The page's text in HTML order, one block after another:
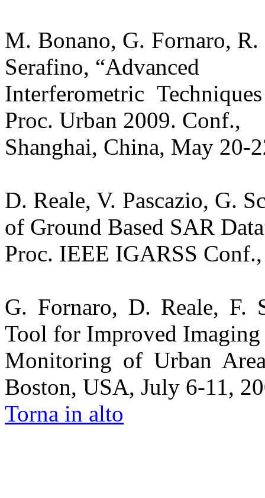
M. Bonano, G. Fornaro,
Serafino, “Advanced
Interferometric
Proc. Urban 2009. Conf.,
Shanghai, China, May 20-
D. Reale, V. Pascazio, G.
of Ground Based SAR
Proc. IEEE IGARSS
G. Fornaro, D. Reale, F.
Tool for Improved Imaging
Monitoring of Urban
Boston, USA, July 6-11,
Torna in alto